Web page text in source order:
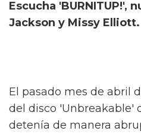
Escucha 'BURNITUP!',
Jackson y Missy Elliott.
El pasado mes de abril
del disco 'Unbreakable'
detenía de manera